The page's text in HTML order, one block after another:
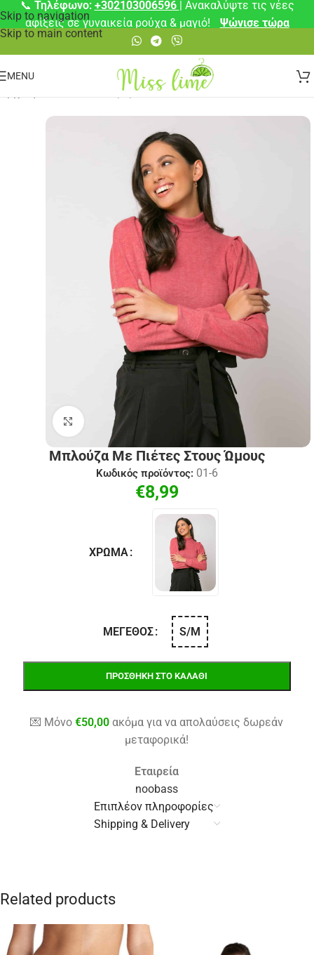
Skip to navigation
Skip to main content
📞 Τηλέφωνο: +302103006596 | Ανακαλύψτε τις νέες
αφίξεις σε γυναικεία ρούχα & μαγιό!
Ψώνισε τώρα
MENU
Μπλούζες
Click to enlarge
Μπλούζα Με Πιέτες Στους Ώμους
Κωδικός προϊόντος: 01-6
€8,99
ΧΡΏΜΑ
ΜΈΓΕΘΟΣ S/M
ΠΡΟΣΘΉΚΗ ΣΤΟ ΚΑΛΆΘΙ
💌 Μόνο€50,00 ακόμα για να απολαύσεις δωρεάν
μεταφορικά!
Εταιρεία
noobass
Επιπλέον πληροφορίες
Shipping & Delivery
Related products